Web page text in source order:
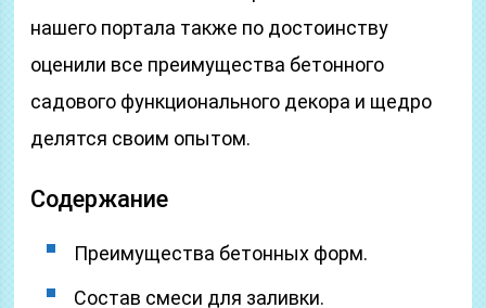
нашего портала также по достоинству
оценили все преимущества бетонного
садового функционального декора и щедро
делятся своим опытом.
Содержание
Преимущества бетонных форм.
Состав смеси для заливки.